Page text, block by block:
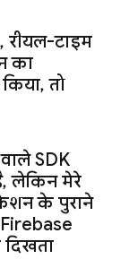
, रीयल-टाइम
का
, तो
SDK
, लेकिन मेरे
के पुराने
Firebase